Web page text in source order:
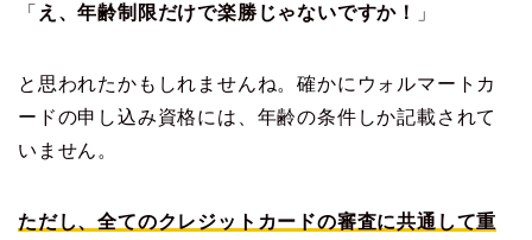
「 え、年齢制限だけで楽勝じゃないですか！ 」
と思われたかもしれませんね。確かにウォルマートカ
ードの申し込み資格には、年齢の条件しか記載されて
いません。
ただし、全てのクレジットカードの審査に共通して重